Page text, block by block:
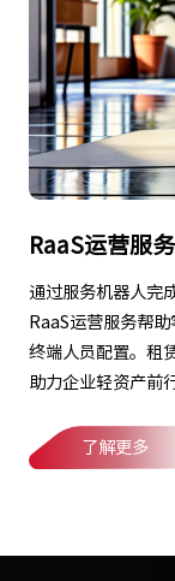
RaaS运营服
通过服务机器人完
RaaS运营服务帮
终端人员配置。租
助力企业轻资产前行
了解更多